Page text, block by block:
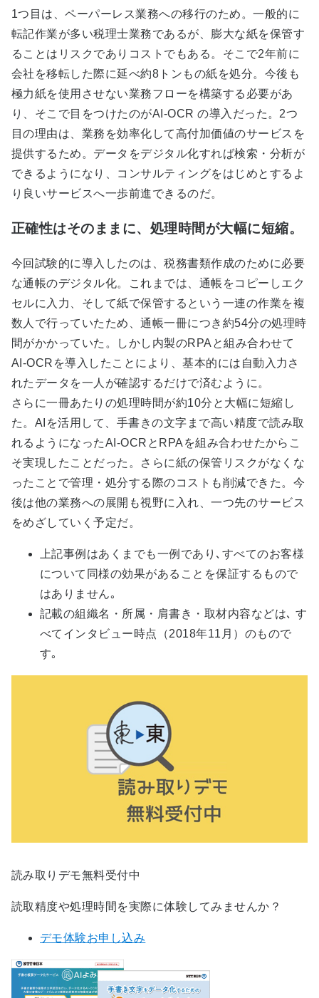
1つ目は、ペーパーレス業務への移行のため。一般的に
転記作業が多い税理士業務であるが、膨大な紙を保管す
ることはリスクでありコストでもある。そこで2年前に
会社を移転した際に延べ約8トンもの紙を処分。今後も
極力紙を使用させない業務フローを構築する必要があ
り、そこで目をつけたのがAI-OCR の導入だった。2つ
目の理由は、業務を効率化して高付加価値のサービスを
提供するため。データをデジタル化すれば検索・分析が
できるようになり、コンサルティングをはじめとするよ
り良いサービスへ一歩前進できるのだ。
正確性はそのままに、処理時間が大幅に短縮。
今回試験的に導入したのは、税務書類作成のために必要
な通帳のデジタル化。これまでは、通帳をコピーしエク
セルに入力、そして紙で保管するという一連の作業を複
数人で行っていたため、通帳一冊につき約54分の処理時
間がかかっていた。しかし内製のRPAと組み合わせて
AI-OCRを導入したことにより、基本的には自動入力さ
れたデータを一人が確認するだけで済むように。
さらに一冊あたりの処理時間が約10分と大幅に短縮し
た。AIを活用して、手書きの文字まで高い精度で読み取
れるようになったAI-OCRとRPAを組み合わせたからこ
そ実現したことだった。さらに紙の保管リスクがなくな
ったことで管理・処分する際のコストも削減できた。今
後は他の業務への展開も視野に入れ、一つ先のサービス
をめざしていく予定だ。
上記事例はあくまでも一例であり､すべてのお客様
について同様の効果があることを保証するもので
はありません｡
記載の組織名・所属・肩書き・取材内容などは､ す
べてインタビュー時点（2018年11月）のもので
す｡
読み取りデモ無料受付中
読取精度や処理時間を実際に体験してみませんか？
デモ体験お申し込み